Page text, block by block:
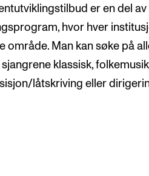
er en del av
hvor hver
område. Man kan søke på
klassisk,
låtskriving eller